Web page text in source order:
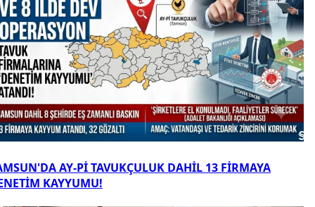
AY-Pİ TAVUKÇULUK DAHİL 13 FİRMAYA
KAYYUMU!